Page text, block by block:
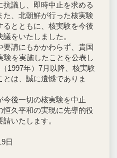
抗議し、即時中止を求める
、北朝鮮が行った核実験
るとともに、核実験を今後
をいたしました。
請にもかかわらず、貴国
験を実施したことを公表し
1997年）7月以降、核実験
は、誠に遺憾でありま
後一切の核実験を中止
恒久平和の実現に先導的役
いたします。
日